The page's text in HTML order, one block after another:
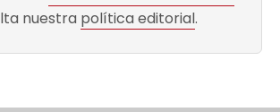
nuestra política editorial.